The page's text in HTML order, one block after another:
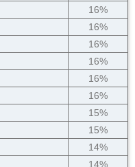
16%
16%
16%
16%
16%
16%
15%
15%
14%
14%